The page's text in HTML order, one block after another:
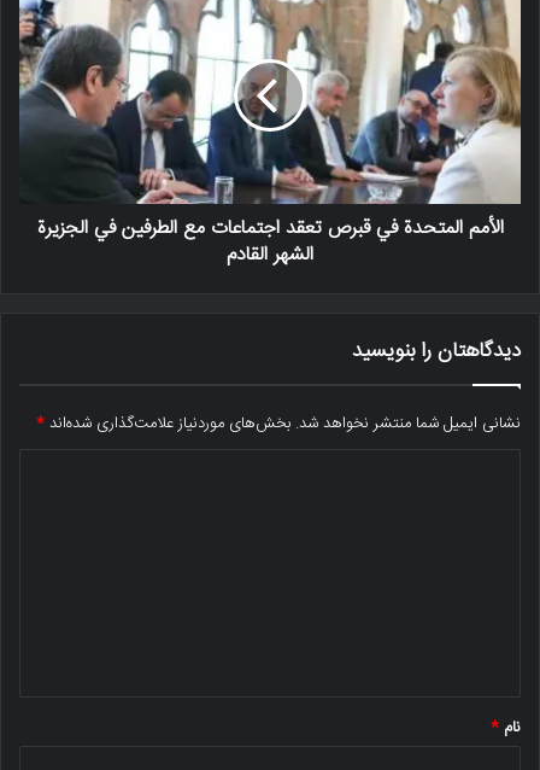
الأمم المتحدة في قبرص تعقد اجتماعات مع الطرفين في الجزيرة
الشهر القادم
دیدگاهتان را بنویسید
نشانی ایمیل شما منتشر نخواهد شد. بخش‌های موردنیاز علامت‌گذاری شده‌اند*
نام *